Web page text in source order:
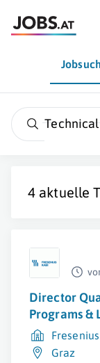
4 aktuelle
Director
Programs &
Graz